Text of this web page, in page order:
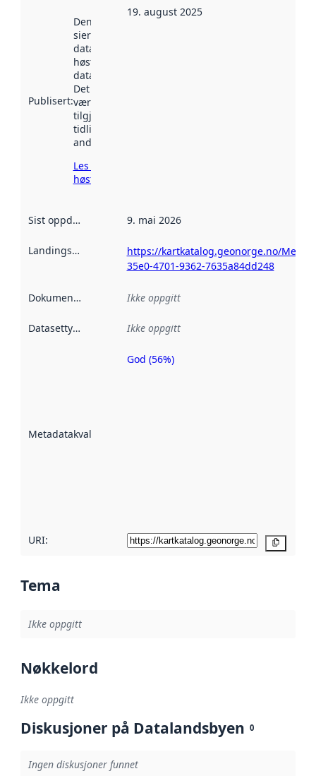
Publisert:
Denne datoen
sier når
datasettet ble
høstet av
data.norge.no.
Det kan ha
vært
tilgjengelig
tidligere
andre steder.
Les mer om
høsting her
19. august 2025
Sist oppdatert 9. mai 2026
Landingsside
https://kartkatalog.geonorge.no/
35e0-4701-9362-7635a84dd248
Dokumentasjon Ikke oppgitt
Datasettype Ikke oppgitt
Metadatakvalitet
Metadatakvalitet
God (56%)
URI:
Tema
Ikke oppgitt
Nøkkelord
Ikke oppgitt
Diskusjoner på Datalandsbyen 0
Ingen diskusjoner funnet